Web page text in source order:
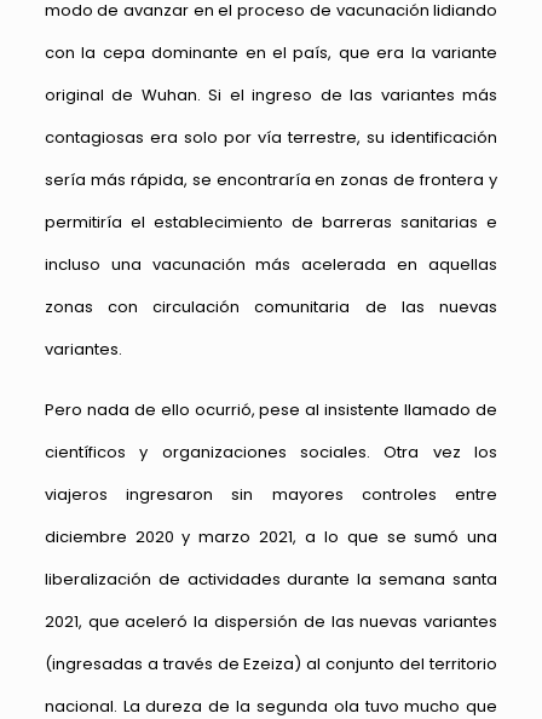
modo de avanzar en el proceso de vacunación lidiando
con la cepa dominante en el país, que era la variante
original de Wuhan. Si el ingreso de las variantes más
contagiosas era solo por vía terrestre, su identificación
sería más rápida, se encontraría en zonas de frontera y
permitiría el establecimiento de barreras sanitarias e
incluso una vacunación más acelerada en aquellas
zonas con circulación comunitaria de las nuevas
variantes.
Pero nada de ello ocurrió, pese al insistente llamado de
científicos y organizaciones sociales. Otra vez los
viajeros ingresaron sin mayores controles entre
diciembre 2020 y marzo 2021, a lo que se sumó una
liberalización de actividades durante la semana santa
2021, que aceleró la dispersión de las nuevas variantes
(ingresadas a través de Ezeiza) al conjunto del territorio
nacional. La dureza de la segunda ola tuvo mucho que